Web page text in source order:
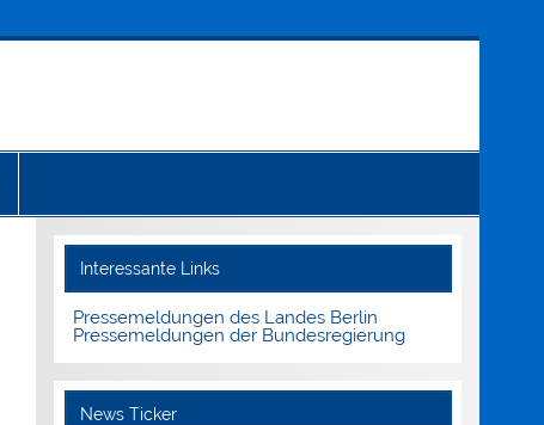
Interessante Links
Pressemeldungen des Landes Berlin
Pressemeldungen der Bundesregierung
News Ticker